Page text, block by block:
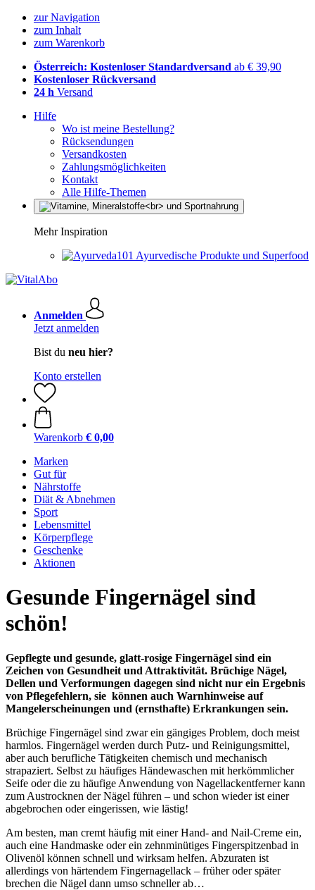
zur Navigation
zum Inhalt
zum Warenkorb
Österreich: Kostenloser Standardversand ab € 39,90
Kostenloser Rückversand
24 h Versand
Hilfe
Wo ist meine Bestellung?
Rücksendungen
Versandkosten
Zahlungsmöglichkeiten
Kontakt
Alle Hilfe-Themen
Mehr Inspiration
Ayurvedische Produkte und Superfood
Anmelden
Jetzt anmelden
Bist du neu hier?
Konto erstellen
Warenkorb € 0,00
Marken
Gut für
Nährstoffe
Diät & Abnehmen
Sport
Lebensmittel
Körperpflege
Geschenke
Aktionen
Gesunde Fingernägel sind
schön!
Gepflegte und gesunde, glatt-rosige Fingernägel sind ein
Zeichen von Gesundheit und Attraktivität. Brüchige Nägel,
Dellen und Verformungen dagegen sind nicht nur ein Ergebnis
von Pflegefehlern, sie können auch Warnhinweise auf
Mangelerscheinungen und (ernsthafte) Erkrankungen sein.
Brüchige Fingernägel sind zwar ein gängiges Problem, doch meist
harmlos. Fingernägel werden durch Putz- und Reinigungsmittel,
aber auch berufliche Tätigkeiten chemisch und mechanisch
strapaziert. Selbst zu häufiges Händewaschen mit herkömmlicher
Seife oder die zu häufige Anwendung von Nagellackentferner kann
zum Austrocknen der Nägel führen – und schon wieder ist einer
abgebrochen oder eingerissen, wie lästig!
Am besten, man cremt häufig mit einer Hand- and Nail-Creme ein,
auch eine Handmaske oder ein zehnminütiges Fingerspitzenbad in
Olivenöl können schnell und wirksam helfen. Abzuraten ist
allerdings von härtendem Fingernagellack – früher oder später
brechen die Nägel dann umso schneller ab…